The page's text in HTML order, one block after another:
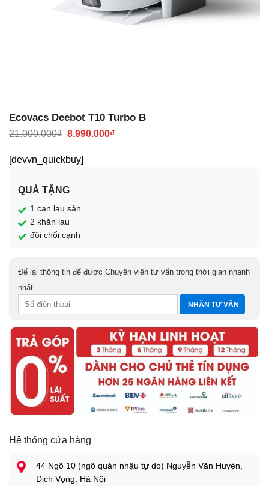
Ecovacs Deebot T10 Turbo B
21.000.000₫ Giá
21.000.000₫.
8.990.000₫Giá
[devvn_quickbuy]
QUÀ TẶNG
1 can lau sàn
2 khăn lau
đôi chổi cạnh
Để lại thông tin để được Chuyên viên tư vấn trong thời gian nhanh
nhất
Hệ thống cửa hàng
44 Ngõ 10 (ngõ quán nhậu tự do) Nguyễn Văn Huyên,
Dịch Vọng, Hà Nội